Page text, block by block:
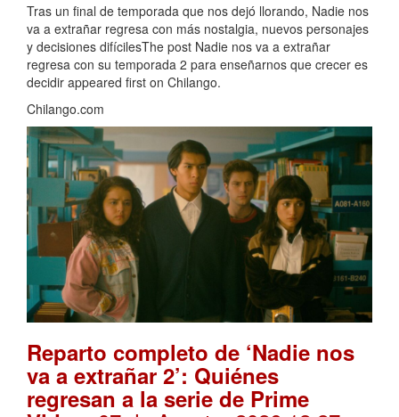
Tras un final de temporada que nos dejó llorando, Nadie nos
va a extrañar regresa con más nostalgia, nuevos personajes
y decisiones difícilesThe post Nadie nos va a extrañar
regresa con su temporada 2 para enseñarnos que crecer es
decidir appeared first on Chilango.
Chilango.com
Reparto completo de ‘Nadie nos
va a extrañar 2’: Quiénes
regresan a la serie de Prime